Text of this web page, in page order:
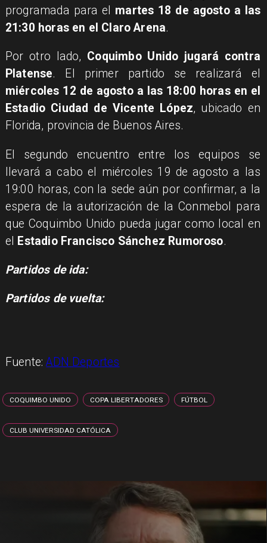
programada para el martes 18 de agosto a las
21:30 horas en el Claro Arena.
Por otro lado, Coquimbo Unido jugará contra
Platense. El primer partido se realizará el
miércoles 12 de agosto a las 18:00 horas en el
Estadio Ciudad de Vicente López, ubicado en
Florida, provincia de Buenos Aires.
El segundo encuentro entre los equipos se
llevará a cabo el miércoles 19 de agosto a las
19:00 horas, con la sede aún por confirmar, a la
espera de la autorización de la Conmebol para
que Coquimbo Unido pueda jugar como local en
el
Estadio Francisco Sánchez Rumoroso.
Partidos de ida:
Partidos de vuelta:
Fuente:ADN Deportes
COQUIMBO UNIDO COPA LIBERTADORES FÚTBOL
CLUB UNIVERSIDAD CATÓLICA